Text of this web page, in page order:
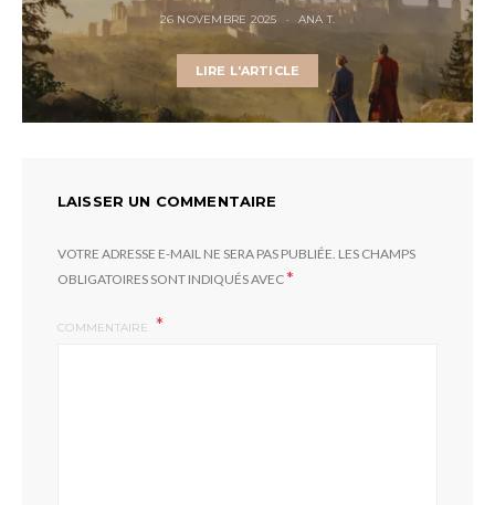
26 NOVEMBRE 2025 ANA T.
LIRE L'ARTICLE
LAISSER UN COMMENTAIRE
VOTRE ADRESSE E-MAIL NE SERA PAS PUBLIÉE. LES CHAMPS
OBLIGATOIRES SONT INDIQUÉS AVEC*
COMMENTAIRE